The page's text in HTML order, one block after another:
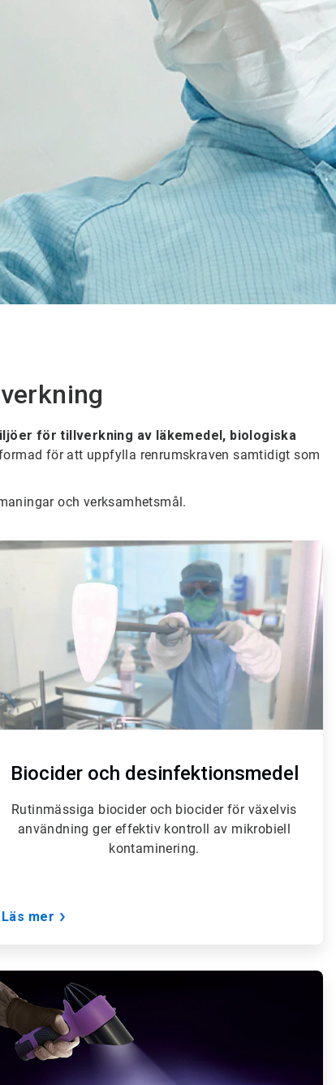
för tillverkning av läkemedel, biologiska
för att uppfylla renrumskraven samtidigt som
och verksamhetsmål.
ArticleTile
Biocider och desinfektionsmedel
Rutinmässiga biocider och biocider för växelvis
användning ger effektiv kontroll av mikrobiell
kontaminering.
Läs mer